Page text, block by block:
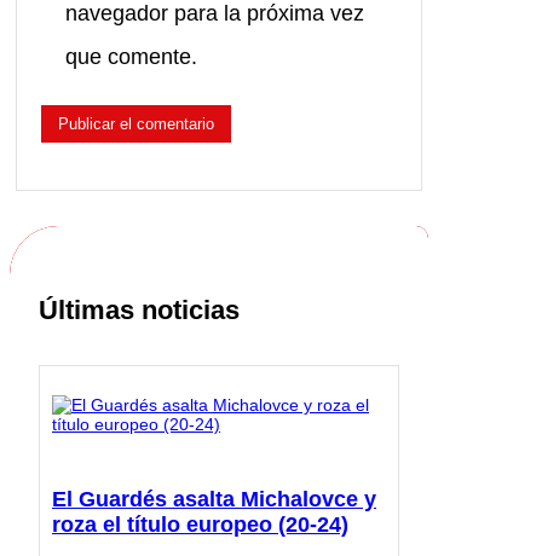
navegador para la próxima vez
que comente.
Últimas noticias
El Guardés asalta Michalovce y
roza el título europeo (20-24)